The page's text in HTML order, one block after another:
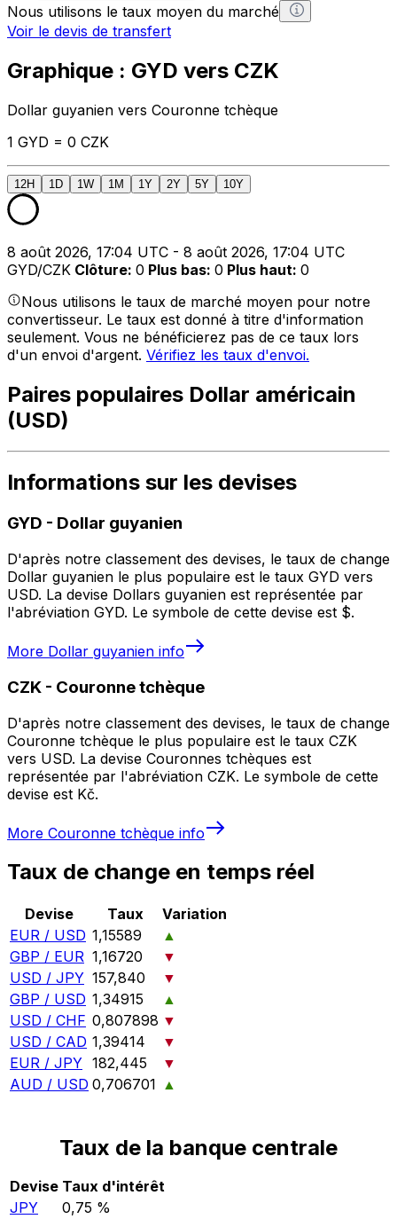
Nous utilisons le taux moyen du marché
Voir le devis de transfert
Graphique : GYD vers CZK
Dollar guyanien vers Couronne tchèque
1 GYD = 0 CZK
12H 1D 1W 1M 1Y 2Y 5Y 10Y
8 août 2026, 17:04 UTC - 8 août 2026, 17:04 UTC
GYD/CZK Clôture: 0 Plus bas: 0 Plus haut: 0
Nous utilisons le taux de marché moyen pour notre
convertisseur. Le taux est donné à titre d'information
seulement. Vous ne bénéficierez pas de ce taux lors
d'un envoi d'argent. Vérifiez les taux d'envoi.
Paires populaires Dollar américain
(USD)
Informations sur les devises
GYD - Dollar guyanien
D'après notre classement des devises, le taux de change
Dollar guyanien le plus populaire est le taux GYD vers
USD. La devise Dollars guyanien est représentée par
l'abréviation GYD. Le symbole de cette devise est $.
More Dollar guyanien info
CZK - Couronne tchèque
D'après notre classement des devises, le taux de change
Couronne tchèque le plus populaire est le taux CZK
vers USD. La devise Couronnes tchèques est
représentée par l'abréviation CZK. Le symbole de cette
devise est Kč.
More Couronne tchèque info
Taux de change en temps réel
Devise Taux
Variation
EUR / USD 1,15589
▲
GBP / EUR 1,16720
▼
USD / JPY 157,840
▼
GBP / USD 1,34915
▲
USD / CHF 0,807898 ▼
USD / CAD 1,39414
▼
EUR / JPY 182,445
▼
AUD / USD 0,706701 ▲
Taux de la banque centrale
Devise Taux d'intérêt
JPY
0,75 %